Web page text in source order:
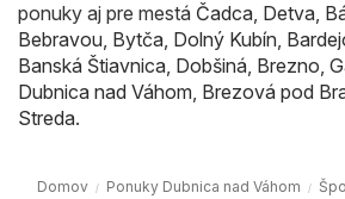
ponuky aj pre mestá Čadca, Detva,
Bebravou, Bytča, Dolný Kubín,
Banská Štiavnica, Dobšiná, Brezno,
Dubnica nad Váhom, Brezová pod
Streda.
Domov Ponuky Dubnica nad Váhom